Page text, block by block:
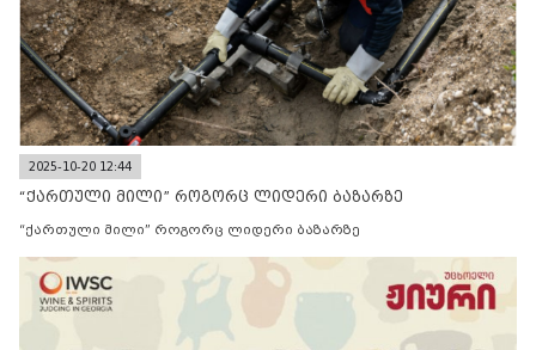
2025-10-20 12:44
“ქართული მილი” როგორც ლიდერი ბაზარზე
“ქართული მილი” როგორც ლიდერი ბაზარზე